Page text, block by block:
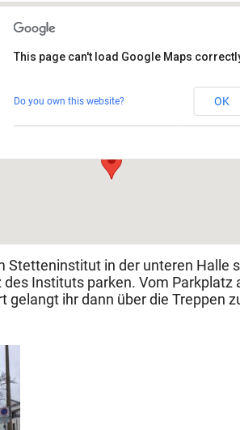
Veranstaltungen
This page can't load Google Maps
Do you own this website? OK
Stetteninstitut in der unteren Halle
Instituts parken. Vom Parkplatz
gelangt ihr dann über die Treppen